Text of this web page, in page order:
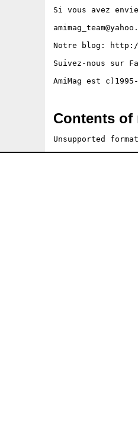
Si vous avez
Notre blog: http://
Suivez-nous sur
AmiMag est
Contents of
Unsupported